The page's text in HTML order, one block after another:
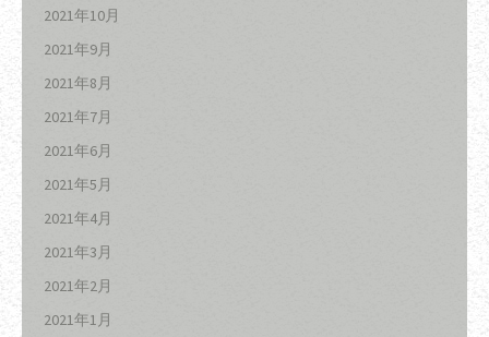
2021年10月
2021年9月
2021年8月
2021年7月
2021年6月
2021年5月
2021年4月
2021年3月
2021年2月
2021年1月